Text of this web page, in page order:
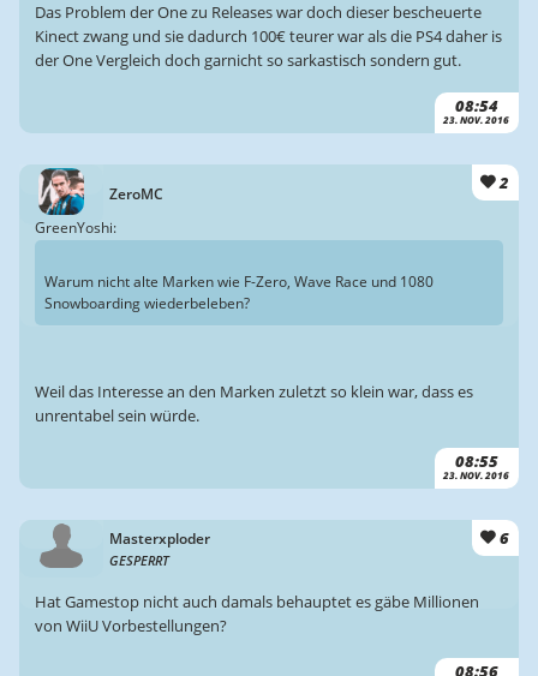
08:54
23. NOV. 2016
Das Problem der One zu Releases war doch dieser bescheuerte
Kinect zwang und sie dadurch 100€ teurer war als die PS4 daher is
der One Vergleich doch garnicht so sarkastisch sondern gut.
ZeroMC
2
08:55
23. NOV. 2016
GreenYoshi:
Warum nicht alte Marken wie F-Zero, Wave Race und 1080
Snowboarding wiederbeleben?
Weil das Interesse an den Marken zuletzt so klein war, dass es
unrentabel sein würde.
Masterxploder
GESPERRT
6
08:56
Hat Gamestop nicht auch damals behauptet es gäbe Millionen
von WiiU Vorbestellungen?